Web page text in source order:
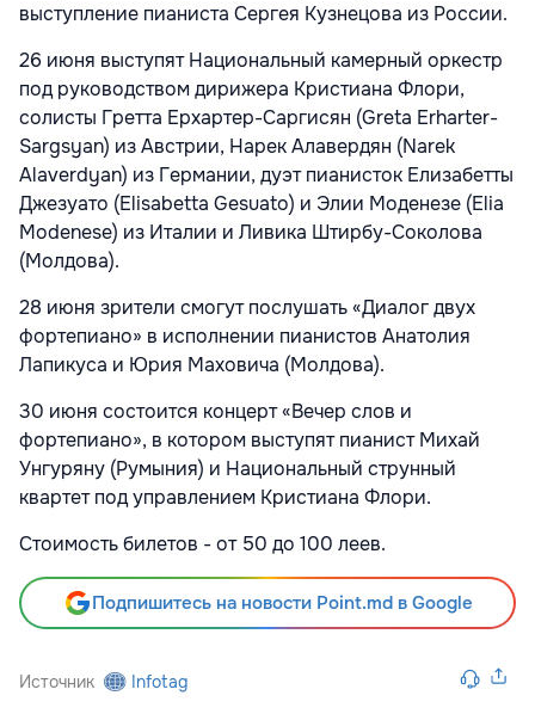
выступление пианиста Сергея Кузнецова из России.
26 июня выступят Национальный камерный оркестр
под руководством дирижера Кристиана Флори,
солисты Гретта Ерхартер-Саргисян (Greta Erharter-
Sargsyan) из Австрии, Нарек Алавердян (Narek
Alaverdyan) из Германии, дуэт пианисток Елизабетты
Джезуато (Elisabetta Gesuato) и Элии Моденезе (Elia
Modenese) из Италии и Ливика Штирбу-Соколова
(Молдова).
28 июня зрители смогут послушать «Диалог двух
фортепиано» в исполнении пианистов Анатолия
Лапикуса и Юрия Маховича (Молдова).
30 июня состоится концерт «Вечер слов и
фортепиано», в котором выступят пианист Михай
Унгуряну (Румыния) и Национальный струнный
квартет под управлением Кристиана Флори.
Стоимость билетов - от 50 до 100 леев.
Подпишитесь на новости Point.md в Google
Источник Infotag